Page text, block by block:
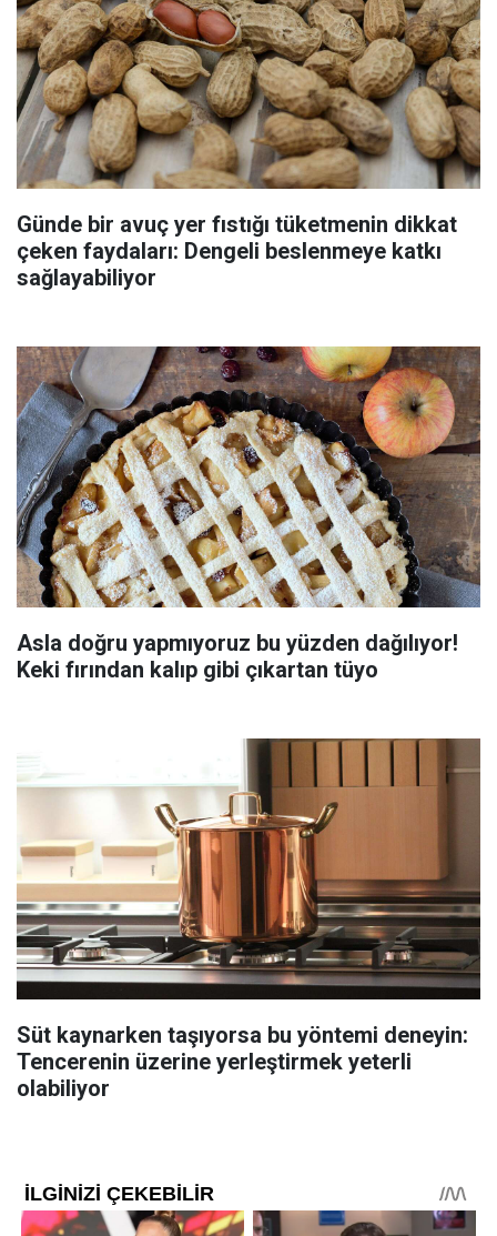
Günde bir avuç yer fıstığı tüketmenin dikkat
çeken faydaları: Dengeli beslenmeye katkı
sağlayabiliyor
Asla doğru yapmıyoruz bu yüzden dağılıyor!
Keki fırından kalıp gibi çıkartan tüyo
Süt kaynarken taşıyorsa bu yöntemi deneyin:
Tencerenin üzerine yerleştirmek yeterli
olabiliyor